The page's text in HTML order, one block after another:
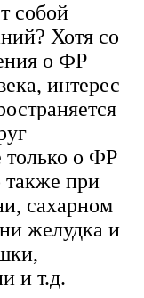
собой
Хотя со
о ФР
интерес
только о ФР
также при
сахарном
желудка и
и т.д.